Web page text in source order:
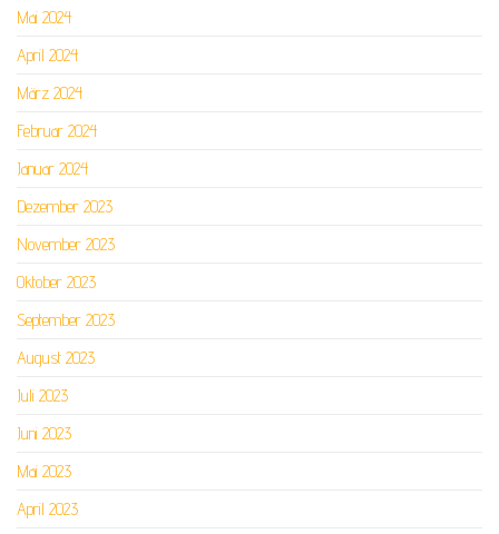
Mai 2024
April 2024
März 2024
Februar 2024
Januar 2024
Dezember 2023
November 2023
Oktober 2023
September 2023
August 2023
Juli 2023
Juni 2023
Mai 2023
April 2023